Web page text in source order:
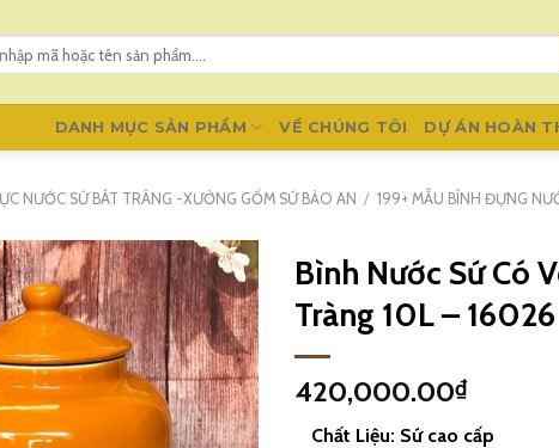
DANH MỤC SẢN PHẨM VỀ CHÚNG TÔI DỰ ÁN HOÀN
NƯỚC SỨ BÁT TRÀNG -XƯỞNG GỐM SỨ BẢO AN / 199+ MẪU BÌNH ĐỰNG
Bình Nước Sứ Có
Tràng 10L – 16026
420,000.00₫
Chất Liệu: Sứ cao cấp